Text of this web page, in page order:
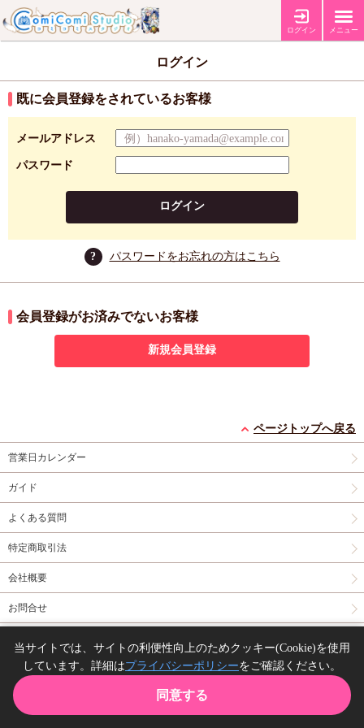
ログイン メニュー
ログイン
既に会員登録をされているお客様
メールアドレス
パスワード
ログイン
? パスワードをお忘れの方はこちら
会員登録がお済みでないお客様
新規会員登録
ページトップへ戻る
営業日カレンダー
ガイド
よくある質問
特定商取引法
会社概要
お問合せ
Copyright(C) comicomi studio. All right reserved.
当サイトでは、サイトの利便性向上のためクッキー(Cookie)を使用
しています。詳細はプライバシーポリシーをご確認ください。
同意する